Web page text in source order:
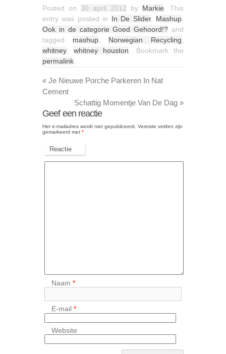
Posted on 30 april 2012 by Markie . This
entry was posted in In De Slider, Mashup
Ook in de categorie Goed Gehoord!? and
tagged mashup Norwegian Recycling
whitney, whitney houston . Bookmark the
permalink
« Je Nieuwe Porche Parkeren In Nat
Cement
Schattig Momentje Van De Dag »
Geef een reactie
Het e-mailadres wordt niet gepubliceerd.
Vereiste velden zijn
gemarkeerd met *
Reactie
Naam*
E-mail*
Website